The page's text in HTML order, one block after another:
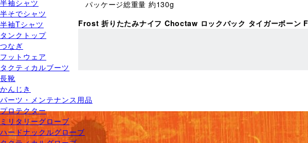
半袖シャツ
半そでシャツ
半袖Tシャツ
タンクトップ
つなぎ
フットウェア
タクティカルブーツ
長靴
かんじき
パーツ・メンテナンス用品
プロテクター
ミリタリーグローブ
ハードナックルグローブ
パッケージ総重量 約130g
Frost 折りたたみナイフ Choctaw ロックバック タイガーボーン